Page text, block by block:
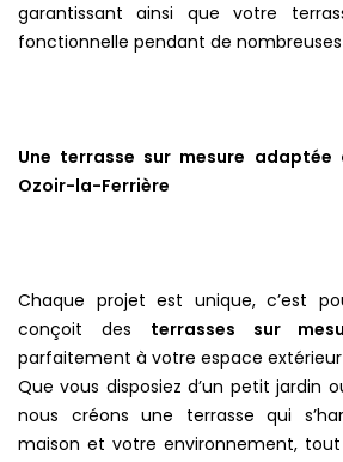
garantissant ainsi que votre
fonctionnelle pendant de
Une terrasse sur mesure
Ozoir-la-Ferrière
Chaque projet est unique, c’est
conçoit des terrasses sur
parfaitement à votre espace
Que vous disposiez d’un petit jardin
nous créons une terrasse qui
maison et votre environnement,